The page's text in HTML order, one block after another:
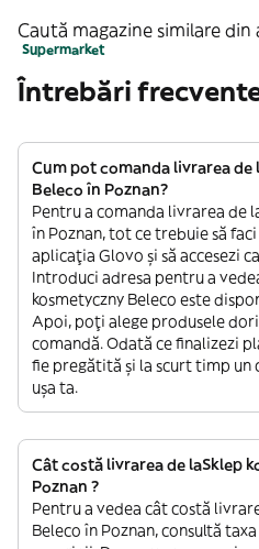
Caută magazine similare din
Supermarket
Întrebări
Cum pot comanda livrarea de
Beleco în Poznan?
Pentru a comanda livrarea de
în Poznan, tot ce trebuie să
aplicația Glovo și să accesezi
Introduci adresa pentru a
kosmetyczny Beleco este
Apoi, poți alege produsele
comandă. Odată ce finalizezi
fie pregătită și la scurt timp un
ușa ta.
Cât costă livrarea de laSklep
Poznan ?
Pentru a vedea cât costă
Beleco în Poznan, consultă